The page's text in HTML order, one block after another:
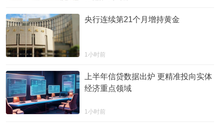
央行连续第21个月增持黄金
1小时前
上半年信贷数据出炉 更精准投向实体
经济重点领域
1小时前